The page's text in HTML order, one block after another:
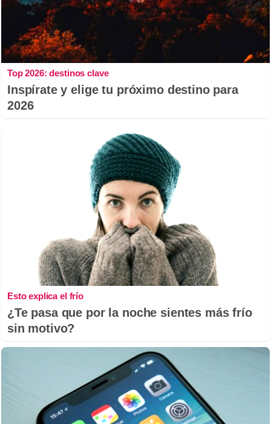
Top 2026: destinos clave
Inspírate y elige tu próximo destino para
2026
Esto explica el frío
¿Te pasa que por la noche sientes más frío
sin motivo?